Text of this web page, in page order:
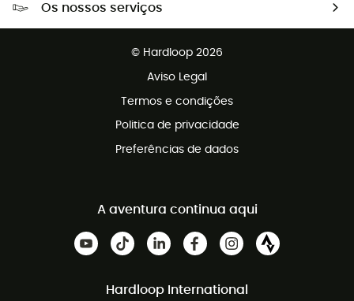
Devoluções gratuitas em 100 dias
Os nossos serviços
© Hardloop 2026
Aviso Legal
Termos e condições
Politica de privacidade
Preferências de dados
A aventura continua aqui
Hardloop International